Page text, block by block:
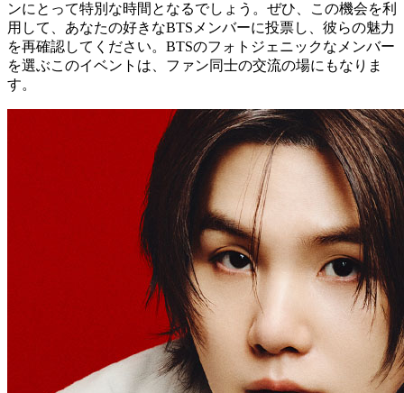
ンにとって特別な時間となるでしょう。ぜひ、この機会を利
用して、あなたの好きなBTSメンバーに投票し、彼らの魅力
を再確認してください。BTSのフォトジェニックなメンバー
を選ぶこのイベントは、ファン同士の交流の場にもなりま
す。